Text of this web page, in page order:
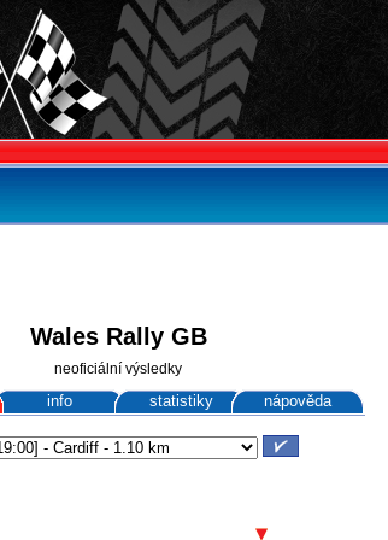
Wales Rally GB
neoficiální výsledky
info statistiky nápověda